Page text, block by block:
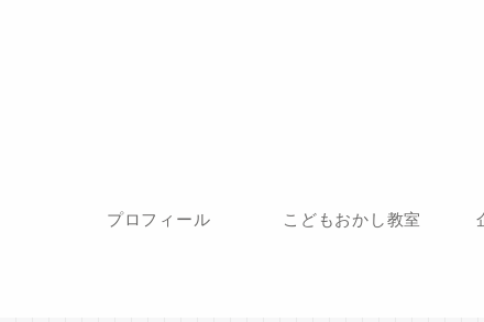
プロフィール こどもおかし教室